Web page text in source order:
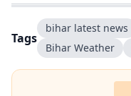
Tags
bihar latest news
Bihar Weather